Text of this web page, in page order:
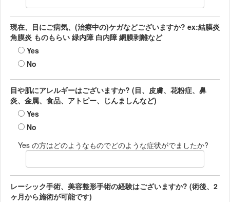
現在、目にご病気、(治療中の)ケガなどございますか? ex:結膜炎
角膜炎 ものもらい 緑内障 白内障 網膜剥離など
Yes
No
目や肌にアレルギーはございますか? (目、皮膚、花粉症、鼻
炎、金属、食品、アトピー、じんましんなど)
Yes
No
Yes の方はどのようなものでどのような症状がでましたか?
レーシック手術、美容整形手術の経験はございますか? (術後、2
ヶ月から施術が可能です)